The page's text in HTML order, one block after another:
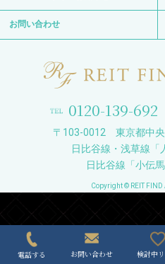
お問い合わせ
0120-139-692
〒103-0012 東京都中央
日比谷線・浅草線「
日比谷線「小伝
Copyright © REIT FIND
電話する お問い合わせ 検討中